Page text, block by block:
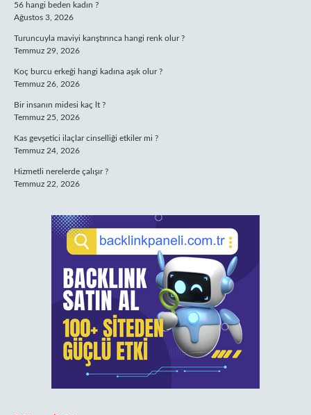
56 hangi beden kadın ?
Ağustos 3, 2026
Turuncuyla maviyi karıştırınca hangi renk olur ?
Temmuz 29, 2026
Koç burcu erkeği hangi kadına aşık olur ?
Temmuz 26, 2026
Bir insanın midesi kaç lt ?
Temmuz 25, 2026
Kas gevşetici ilaçlar cinselliği etkiler mi ?
Temmuz 24, 2026
Hizmetli nerelerde çalışır ?
Temmuz 22, 2026